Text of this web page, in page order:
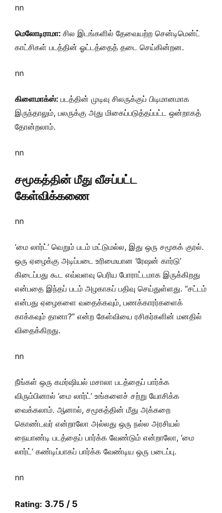
nn
மெலோடிராமா: சில இடங்களில் தேவையற்ற சென்டிமென்ட்
காட்சிகள் படத்தின் ஓட்டத்தைத் தடை செய்கின்றன.
nn
கிளைமாக்ஸ்: படத்தின் முடிவு சிலருக்குப் பிடிமானமாக
இருந்தாலும், பலருக்கு அது மிகைப்படுத்தப்பட்ட ஒன்றாகத்
தோன்றலாம்.
nn
சமூகத்தின் மீது வீசப்பட்ட
கேள்விக்கணை
nn
‘மை லார்ட்’ வெறும் படம் மட்டுமல்ல, இது ஒரு சமூகக் குரல்.
ஒரு ஏழைக்கு அடிப்படை உரிமையான ‘ரேஷன் கார்டு’
கிடைப்பது கூட எவ்வளவு பெரிய போராட்டமாக இருக்கிறது
என்பதை இந்தப் படம் அழகாகப் பதிவு செய்துள்ளது. “சட்டம்
என்பது ஏழைகளை வதைக்கவும், பணக்காரர்களைக்
காக்கவும் தானா?” என்ற கேள்வியை ரசிகர்களின் மனதில்
விதைக்கிறது.
nn
நீங்கள் ஒரு கமர்ஷியல் மசாலா படத்தைப் பார்க்க
விரும்பினால் ‘மை லார்ட்’ உங்களைச் சற்று யோசிக்க
வைக்கலாம். ஆனால், சமூகத்தின் மீது அக்கறை
கொண்டவர் என்றாலோ அல்லது ஒரு நல்ல அரசியல்
நையாண்டி படத்தைப் பார்க்க வேண்டும் என்றாலோ, ‘மை
லார்ட்’ கண்டிப்பாகப் பார்க்க வேண்டிய ஒரு படைப்பு.
nn
Rating: 3.75 / 5